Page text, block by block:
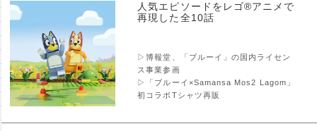
人気エピソードをレゴ®アニメで
再現した全10話
▷博報堂、「ブルーイ」の国内ライセン
ス事業参画
▷「ブルーイ×Samansa Mos2 Lagom」
初コラボTシャツ再販